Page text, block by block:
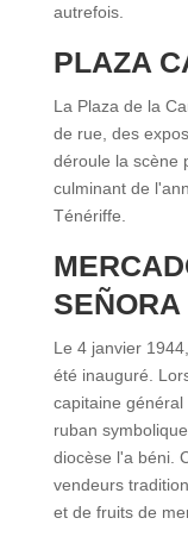
autrefois.
PLAZA
La Plaza de la
de rue, des
déroule la scène
culminant de
Ténériffe.
Le 4 janvier
été inauguré.
capitaine
ruban
diocèse l'a béni.
vendeurs
et de fruits de